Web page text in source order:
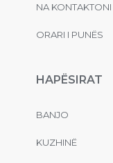
NA KONTAKTONI
ORARI I PUNËS
HAPËSIRAT
BANJO
KUZHINË